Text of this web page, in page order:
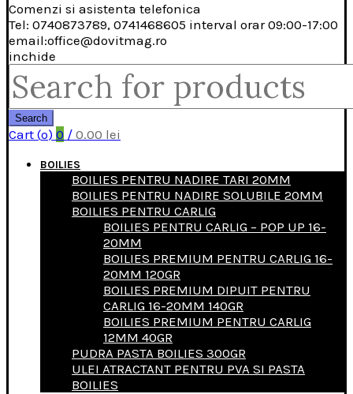
Comenzi si asistenta telefonica
Tel: 0740873789, 0741468605 interval orar 09:00-17:00
email:office@dovitmag.ro
inchide
Search
for:
Search
Cart (o) 0 / 0.00 lei
BOILIES
BOILIES PENTRU NADIRE TARI 20MM
BOILIES PENTRU NADIRE SOLUBILE 20MM
BOILIES PENTRU CARLIG
BOILIES PENTRU CARLIG – POP UP 16-
20MM
BOILIES PREMIUM PENTRU CARLIG 16-
20MM 120GR
BOILIES PREMIUM DIPUIT PENTRU
CARLIG 16-20MM 140GR
BOILIES PREMIUM PENTRU CARLIG
12MM 40GR
PUDRA PASTA BOILIES 300GR
ULEI ATRACTANT PENTRU PVA SI PASTA
BOILIES